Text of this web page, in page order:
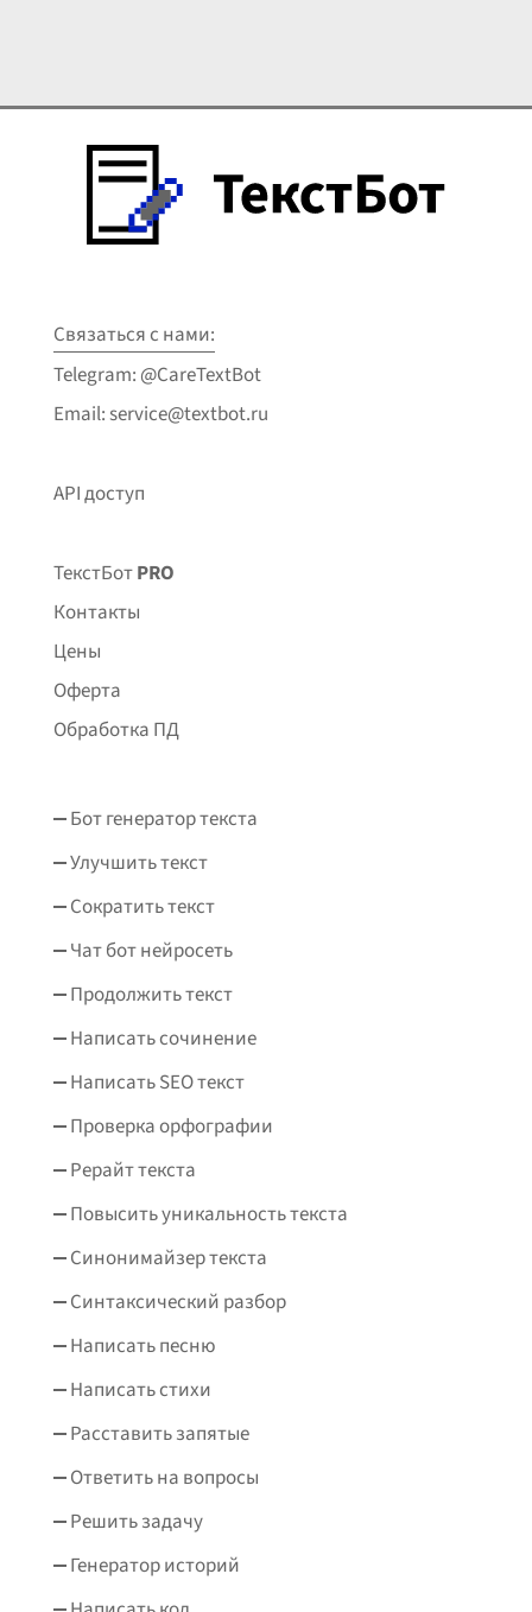
Связаться с нами:
Telegram: @CareTextBot
Email: service@textbot.ru
API доступ
ТекстБотPRO
Контакты
Цены
Оферта
Обработка ПД
Бот генератор текста
Улучшить текст
Сократить текст
Чат бот нейросеть
Продолжить текст
Написать сочинение
Написать SEO текст
Проверка орфографии
Рерайт текста
Повысить уникальность текста
Синонимайзер текста
Синтаксический разбор
Написать песню
Написать стихи
Расставить запятые
Ответить на вопросы
Решить задачу
Генератор историй